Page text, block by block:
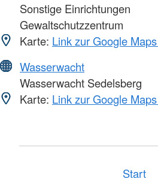
Sonstige Einrichtungen
Gewaltschutzzentrum
Karte: Link zur Google
Wasserwacht
Wasserwacht Sedelsberg
Karte: Link zur Google
Start